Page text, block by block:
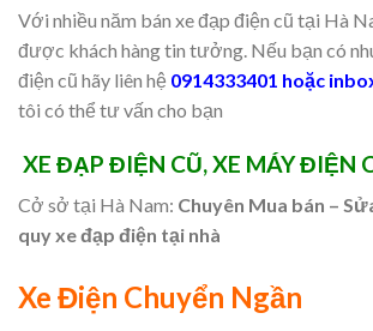
Với nhiều năm bán xe đạp điện cũ tại Hà
được khách hàng tin tưởng. Nếu bạn có
điện cũ hãy liên hệ 0914333401 hoặc
tôi có thể tư vấn cho bạn
XE ĐẠP ĐIỆN CŨ, XE MÁY ĐIỆN
Cở sở tại Hà Nam: Chuyên Mua bán –
quy xe đạp điện tại nhà
Xe Điện Chuyển Ngần